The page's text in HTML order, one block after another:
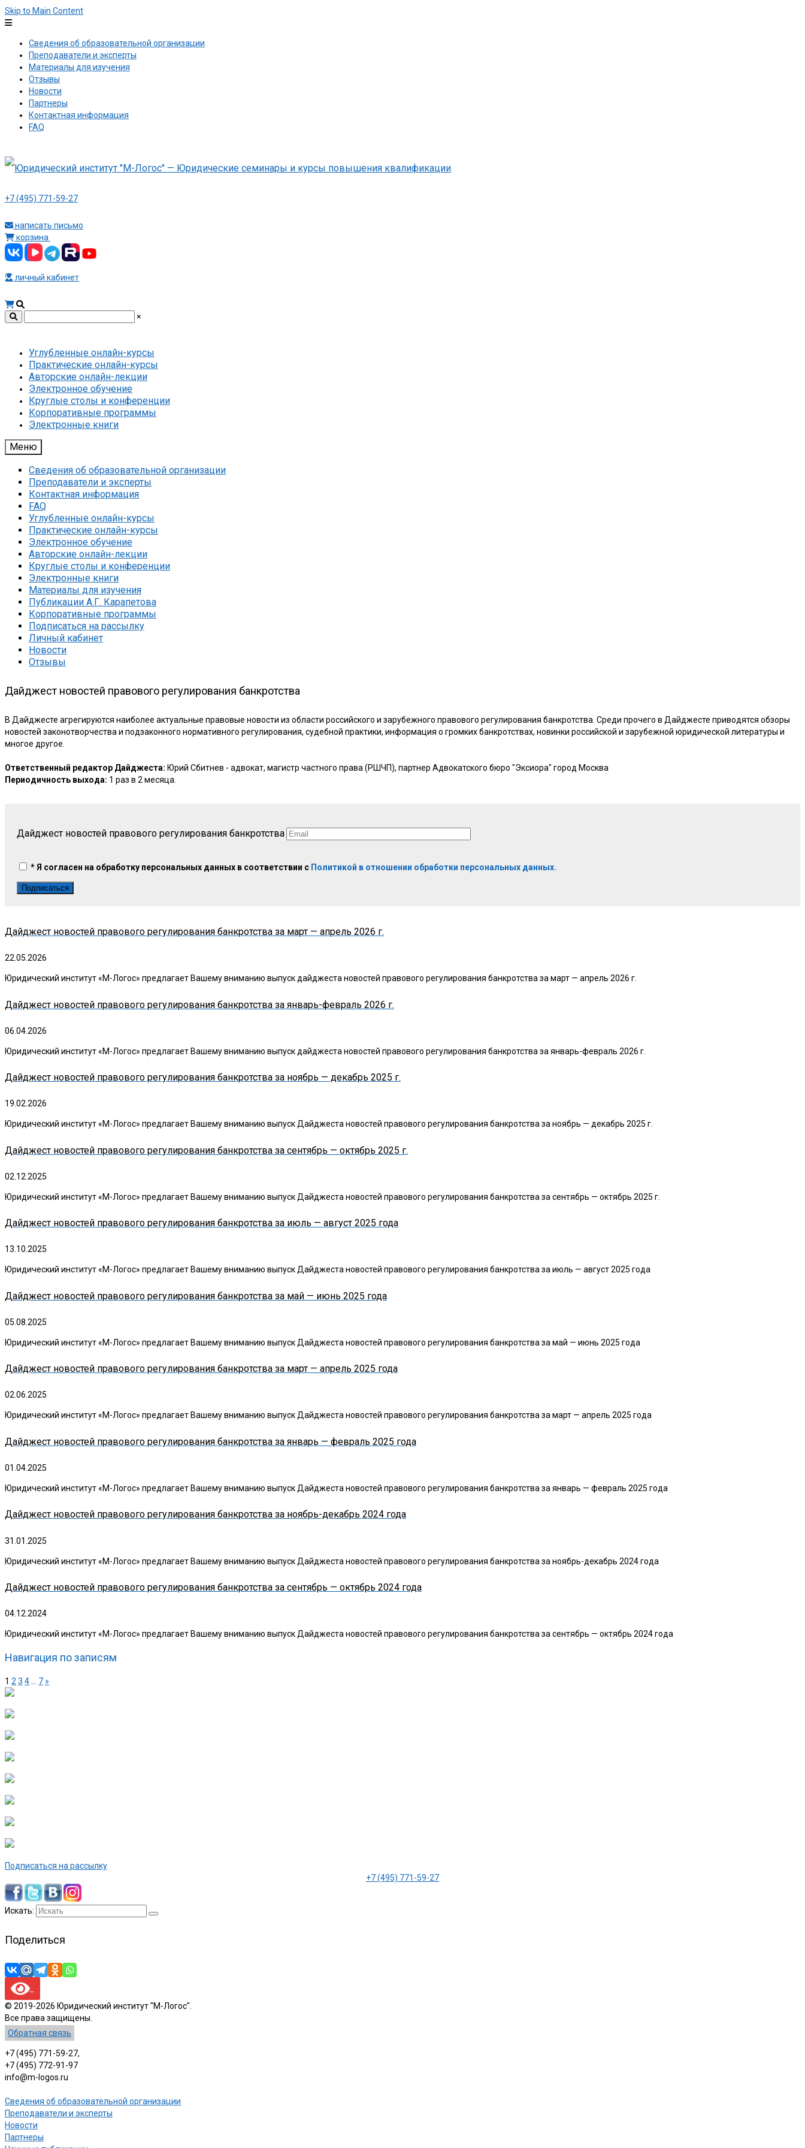
Skip to Main Content
Сведения об образовательной организации
Преподаватели и эксперты
Материалы для изучения
Отзывы
Новости
Партнеры
Контактная информация
FAQ
+7 (495) 771-59-27
написать письмо
корзина
личный кабинет
×
Углубленные онлайн-курсы
Практические онлайн-курсы
Авторские онлайн-лекции
Электронное обучение
Круглые столы и конференции
Корпоративные программы
Электронные книги
Меню
Сведения об образовательной организации
Преподаватели и эксперты
Контактная информация
FAQ
Углубленные онлайн-курсы
Практические онлайн-курсы
Электронное обучение
Авторские онлайн-лекции
Круглые столы и конференции
Электронные книги
Материалы для изучения
Публикации А.Г. Карапетова
Корпоративные программы
Подписаться на рассылку
Личный кабинет
Новости
Отзывы
Дайджест новостей правового регулирования банкротства
В Дайджесте агрегируются наиболее актуальные правовые новости из области российского и зарубежного правового регулирования банкротства. Среди прочего в Дайджесте приводятся обзоры
новостей законотворчества и подзаконного нормативного регулирования, судебной практики, информация о громких банкротствах, новинки российской и зарубежной юридической литературы и
многое другое.
Ответственный редактор Дайджеста: Юрий Сбитнев - адвокат, магистр частного права (РШЧП), партнер Адвокатского бюро "Эксиора" город Москва
Периодичность выхода: 1 раз в 2 месяца.
Дайджест новостей правового регулирования банкротства
* Я согласен на обработку персональных данных в соответствии с Политикой в отношении обработки персональных данных.
Дайджест новостей правового регулирования банкротства за март — апрель 2026 г.
22.05.2026
Юридический институт «М-Логос» предлагает Вашему вниманию выпуск дайджеста новостей правового регулирования банкротства за март — апрель 2026 г.
Дайджест новостей правового регулирования банкротства за январь-февраль 2026 г.
06.04.2026
Юридический институт «М-Логос» предлагает Вашему вниманию выпуск дайджеста новостей правового регулирования банкротства за январь-февраль 2026 г.
Дайджест новостей правового регулирования банкротства за ноябрь — декабрь 2025 г.
19.02.2026
Юридический институт «М-Логос» предлагает Вашему вниманию выпуск Дайджеста новостей правового регулирования банкротства за ноябрь — декабрь 2025 г.
Дайджест новостей правового регулирования банкротства за сентябрь — октябрь 2025 г.
02.12.2025
Юридический институт «М-Логос» предлагает Вашему вниманию выпуск Дайджеста новостей правового регулирования банкротства за сентябрь — октябрь 2025 г.
Дайджест новостей правового регулирования банкротства за июль — август 2025 года
13.10.2025
Юридический институт «М-Логос» предлагает Вашему вниманию выпуск Дайджеста новостей правового регулирования банкротства за июль — август 2025 года
Дайджест новостей правового регулирования банкротства за май — июнь 2025 года
05.08.2025
Юридический институт «М-Логос» предлагает Вашему вниманию выпуск Дайджеста новостей правового регулирования банкротства за май — июнь 2025 года
Дайджест новостей правового регулирования банкротства за март — апрель 2025 года
02.06.2025
Юридический институт «М-Логос» предлагает Вашему вниманию выпуск Дайджеста новостей правового регулирования банкротства за март — апрель 2025 года
Дайджест новостей правового регулирования банкротства за январь — февраль 2025 года
01.04.2025
Юридический институт «М-Логос» предлагает Вашему вниманию выпуск Дайджеста новостей правового регулирования банкротства за январь — февраль 2025 года
Дайджест новостей правового регулирования банкротства за ноябрь-декабрь 2024 года
31.01.2025
Юридический институт «М-Логос» предлагает Вашему вниманию выпуск Дайджеста новостей правового регулирования банкротства за ноябрь-декабрь 2024 года
Дайджест новостей правового регулирования банкротства за сентябрь — октябрь 2024 года
04.12.2024
Юридический институт «М-Логос» предлагает Вашему вниманию выпуск Дайджеста новостей правового регулирования банкротства за сентябрь — октябрь 2024 года
Навигация по записям
1 2 3 4 7 »
Подписаться на рассылку
+7 (495) 771-59-27
Искать:
Поделиться
© 2019-2026 Юридический институт "М-Логос".
Все права защищены.
Обратная связь
+7 (495) 771-59-27,
+7 (495) 772-91-97
info@m-logos.ru
Сведения об образовательной организации
Преподаватели и эксперты
Новости
Партнеры